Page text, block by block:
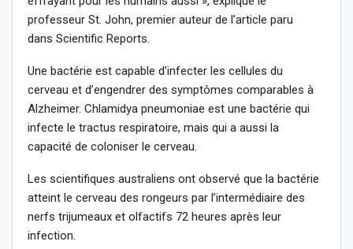
professeur St. John, premier auteur de l’article paru
dans Scientific Reports.
Une bactérie est capable d’infecter les cellules du
cerveau et d’engendrer des symptômes comparables à
Alzheimer. Chlamidya pneumoniae est une bactérie qui
infecte le tractus respiratoire, mais qui a aussi la
capacité de coloniser le cerveau.
Les scientifiques australiens ont observé que la bactérie
atteint le cerveau des rongeurs par l’intermédiaire des
nerfs trijumeaux et olfactifs 72 heures après leur
infection.